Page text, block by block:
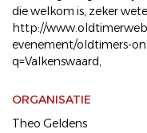
die welkom is, zeker
http://
evenement/oldtimers-
q=Valkenswaard,
ORGANISATIE
Theo Geldens